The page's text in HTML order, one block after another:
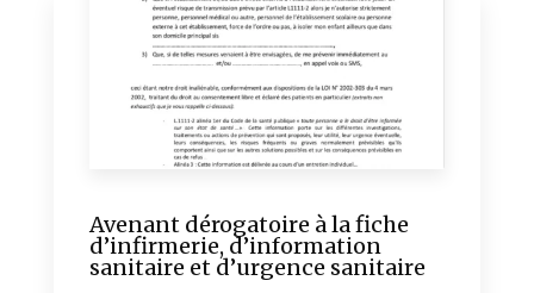
Avenant dérogatoire à la fiche
d’infirmerie, d’information
sanitaire et d’urgence sanitaire